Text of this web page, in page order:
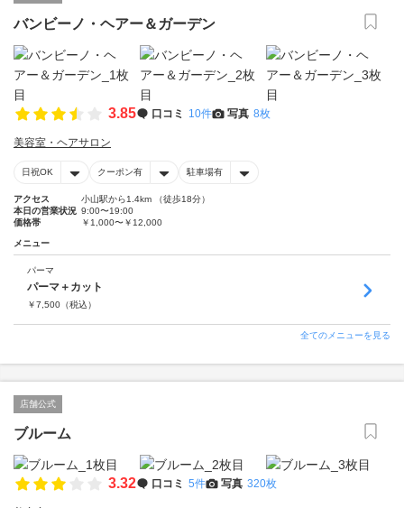
バンビーノ・ヘアー＆ガーデン
3.85 口コミ 10件 写真 8枚
美容室・ヘアサロン
日祝OK クーポン有 駐車場有
アクセス
小山駅から1.4km （徒歩18分）
本日の営業状況 9:00〜19:00
価格帯
￥1,000〜￥12,000
メニュー
パーマ
パーマ＋カット
￥7,500 （税込）
全てのメニューを見る
店舗公式
ブルーム
3.32 口コミ 5件 写真 320枚